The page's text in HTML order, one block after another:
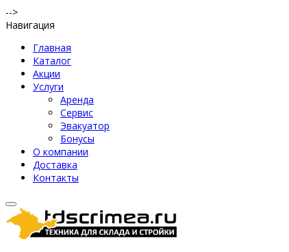
-->
Навигация
Главная
Каталог
Акции
Услуги
Аренда
Сервис
Эвакуатор
Бонусы
О компании
Доставка
Контакты